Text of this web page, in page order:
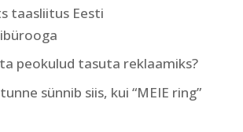
taasliitus Eesti
peokulud tasuta reklaamiks?
sünnib siis, kui “MEIE ring”